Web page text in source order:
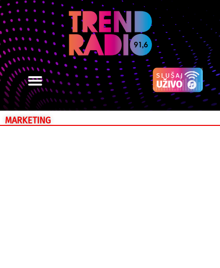
MARKETING